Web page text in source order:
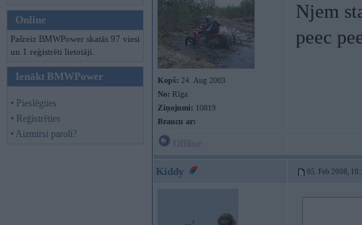
Online
Pašreiz BMWPower skatās 97 viesi
un 1 reģistrēti lietotāji.
Ienākt BMWPower
• Pieslēgties
• Reģistrēties
• Aizmirsi paroli?
Kopš: 24. Aug 2003
No: Rīga
Ziņojumi: 10819
Braucu ar:
Njem
peec
Kiddy 05. Feb 2008,